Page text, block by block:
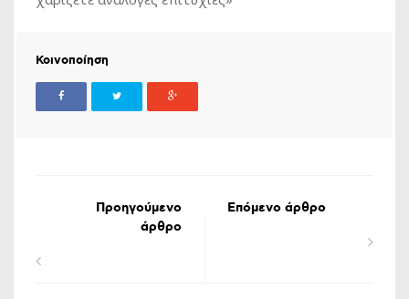
Κοινοποίηση
Προηγούμενο
άρθρο
Επόμενο άρθρο